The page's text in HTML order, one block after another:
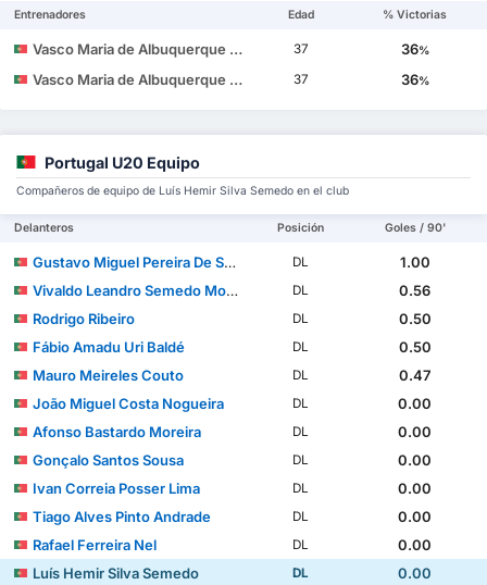
Entrenadores Edad % Victorias
Vasco Maria de Albuquerque Botelho da Costa 37 36%
Vasco Maria de Albuquerque Botelho da Costa 37 36%
Portugal U20 Equipo
Compañeros de equipo de Luís Hemir Silva Semedo en el club
Delanteros Posición Goles / 90'
Gustavo Miguel Pereira De Sousa DL
1.00
Vivaldo Leandro Semedo Moura Sousa
DL
0.56
Rodrigo Ribeiro
DL
0.50
Fábio Amadu Uri Baldé
DL
0.50
Mauro Meireles Couto
DL
0.47
João Miguel Costa Nogueira
DL
0.00
Afonso Bastardo Moreira
DL
0.00
Gonçalo Santos Sousa
DL
0.00
Ivan Correia Posser Lima
DL
0.00
Tiago Alves Pinto Andrade
DL
0.00
Rafael Ferreira Nel
DL
0.00
Luís Hemir Silva Semedo
DL 0.00